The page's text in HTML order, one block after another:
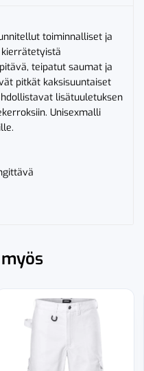
toiminnalliset ja
teipatut saumat ja
pitkät kaksisuuntaiset
lisätuuletuksen
Unisexmalli